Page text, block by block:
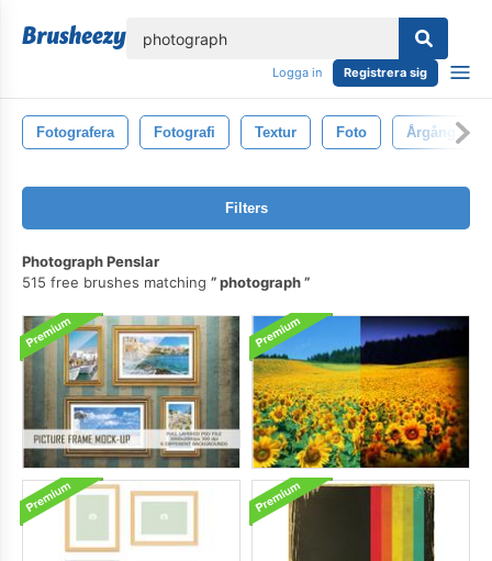
Logga in Registrera sig
Fotografera Fotografi Textur Foto Årgång
Filters
Photograph Penslar
515 free brushes matching
photograph